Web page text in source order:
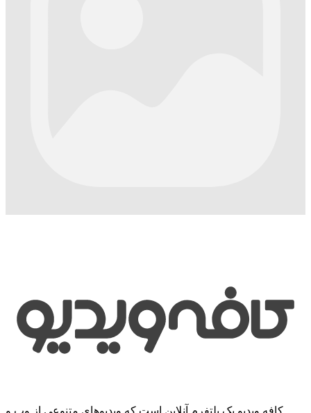
کافه ویدیو یک پلتفرم آنلاین است که ویدیوهای متنوعی از وب و